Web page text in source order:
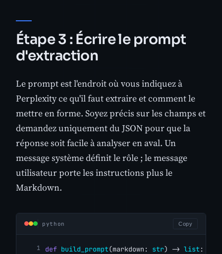
Étape 3 : Écrire le prompt
d'extraction
Le prompt est l'endroit où vous indiquez à
Perplexity ce qu'il faut extraire et comment le
mettre en forme. Soyez précis sur les champs et
demandez uniquement du JSON pour que la
réponse soit facile à analyser en aval. Un
message système définit le rôle ; le message
utilisateur porte les instructions plus le
Markdown.
python Copy
def build_prompt(markdown: str) -> list :